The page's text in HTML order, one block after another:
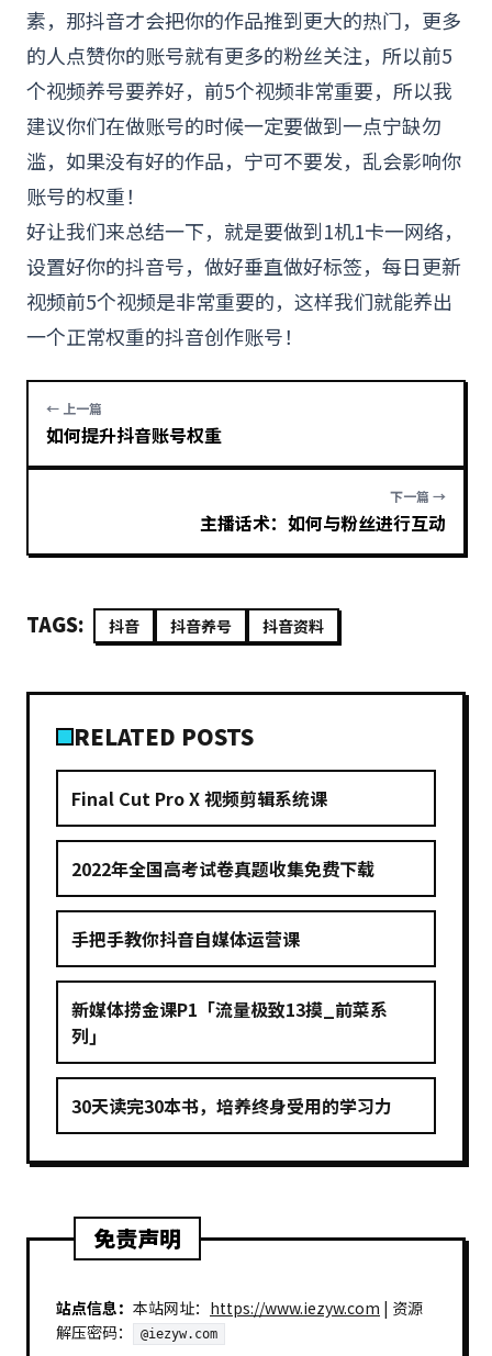
素，那抖音才会把你的作品推到更大的热门，更多
的人点赞你的账号就有更多的粉丝关注，所以前5
个视频养号要养好，前5个视频非常重要，所以我
建议你们在做账号的时候一定要做到一点宁缺勿
滥，如果没有好的作品，宁可不要发，乱会影响你
账号的权重！
好让我们来总结一下，就是要做到1机1卡一网络，
设置好你的抖音号，做好垂直做好标签，每日更新
视频前5个视频是非常重要的，这样我们就能养出
一个正常权重的抖音创作账号！
← 上一篇
如何提升抖音账号权重
下一篇 →
主播话术：如何与粉丝进行互动
TAGS: 抖音 抖音养号 抖音资料
RELATED POSTS
Final Cut Pro X 视频剪辑系统课
2022年全国高考试卷真题收集免费下载
手把手教你抖音自媒体运营课
新媒体捞金课P1「流量极致13摸_前菜系
列」
30天读完30本书，培养终身受用的学习力
免责声明
站点信息： 本站网址： https://www.iezyw.com | 资源
解压密码：
@iezyw.com